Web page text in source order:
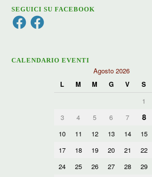
SEGUICI SU FACEBOOK
FacebookFacebook
CALENDARIO EVENTI
Agosto 2026
L
M M G V S
1
3
4 5 6 7 8
10
11 12 13 14 15
17
18 19 20 21 22
24
25 26 27 28 29